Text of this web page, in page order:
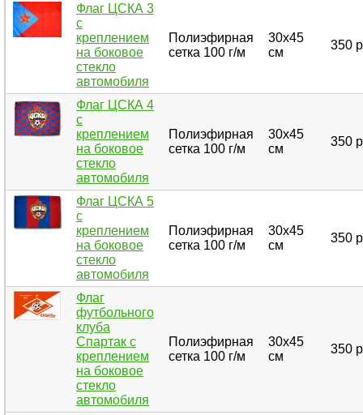
Флаг ЦСКА 3
с
креплением
на боковое
стекло
автомобиля
Полиэфирная
сетка 100 г/м
30х45
см
350
Флаг ЦСКА 4
с
креплением
на боковое
стекло
автомобиля
Полиэфирная
сетка 100 г/м
30х45
см
350
Флаг ЦСКА 5
с
креплением
на боковое
стекло
автомобиля
Полиэфирная
сетка 100 г/м
30х45
см
350
Флаг
футбольного
клуба
Спартак с
креплением
на боковое
стекло
автомобиля
Полиэфирная
сетка 100 г/м
30х45
см
350